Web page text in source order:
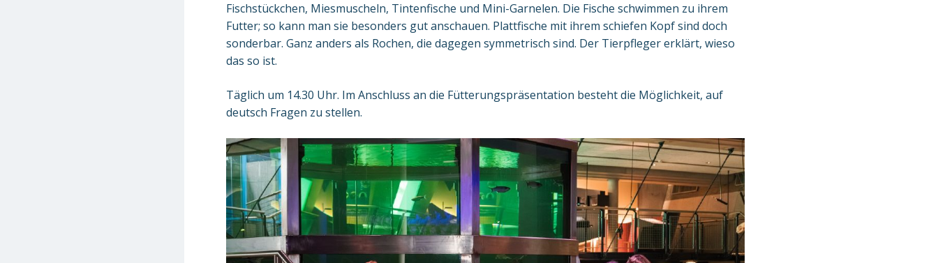
Fischstückchen, Miesmuscheln, Tintenfische und Mini-Garnelen. Die Fische schwimmen zu ihrem
Futter; so kann man sie besonders gut anschauen. Plattfische mit ihrem schiefen Kopf sind doch
sonderbar. Ganz anders als Rochen, die dagegen symmetrisch sind. Der Tierpfleger erklärt, wieso
das so ist.
Täglich um 14.30 Uhr. Im Anschluss an die Fütterungspräsentation besteht die Möglichkeit, auf
deutsch Fragen zu stellen.